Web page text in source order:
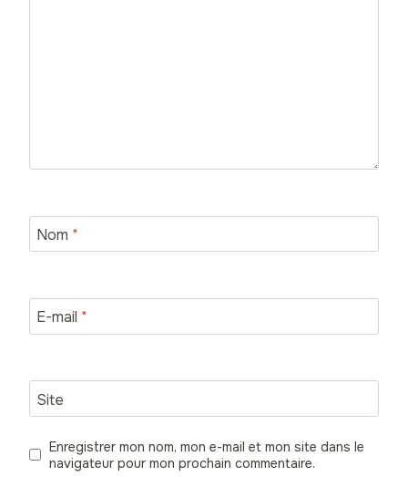
Nom *
E-mail *
Site
Enregistrer mon nom, mon e-mail et mon site dans le
navigateur pour mon prochain commentaire.